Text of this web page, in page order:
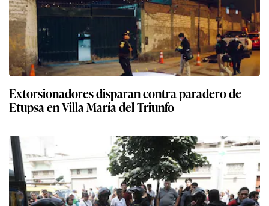
Extorsionadores disparan contra paradero de
Etupsa en Villa María del Triunfo